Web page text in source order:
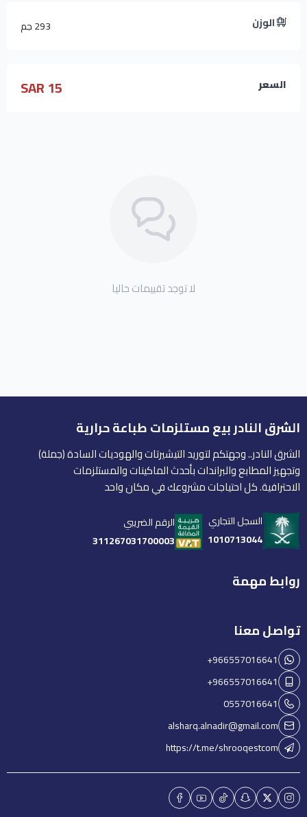
الوزن 293 جم
السعر 15 SAR
لا توجد تقييمات حاليا
الشرق النادر بيع مستلزمات طباعة حرارية
الشرق النادر.. وجهتكم لتوريد التيشيرتات والهوديات السادة (جملة)
وتجهيز المطابع والبراندات بأحدث الماكينات والمستلزمات
الاحترافية. كل احتياجات مشروعك في مكان واحد
السجل التجاري
1010713044
الرقم الضريبي
311267031700003
روابط مهمة
تواصل معنا
+966557016641
+966557016641
0557016641
alsharq.alnadir@gmail.com
https://t.me/shrooqestcom